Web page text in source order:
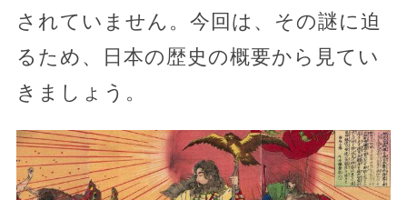
されていません。今回は、その謎に迫
るため、日本の歴史の概要から見てい
きましょう。